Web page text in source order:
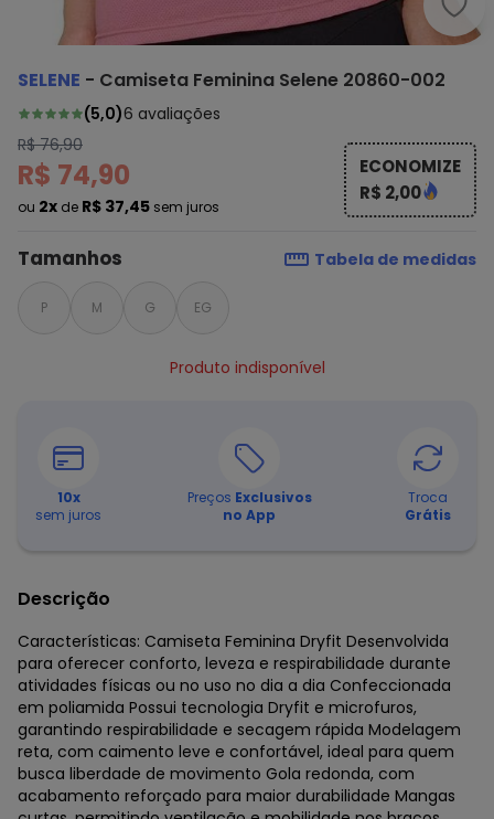
SELENE - Camiseta Feminina Selene 20860-002
(5,0)6 avaliações
R$ 76,90
R$ 74,90
ou 2x de R$ 37,45 sem juros
ECONOMIZE
R$ 2,00
Tamanhos Tabela de medidas
P M G EG
Produto indisponível
10x
sem juros
Preços Exclusivos
no App
Troca
Grátis
Descrição
Características: Camiseta Feminina Dryfit Desenvolvida
para oferecer conforto, leveza e respirabilidade durante
atividades físicas ou no uso no dia a dia Confeccionada
em poliamida Possui tecnologia Dryfit e microfuros,
garantindo respirabilidade e secagem rápida Modelagem
reta, com caimento leve e confortável, ideal para quem
busca liberdade de movimento Gola redonda, com
acabamento reforçado para maior durabilidade Mangas